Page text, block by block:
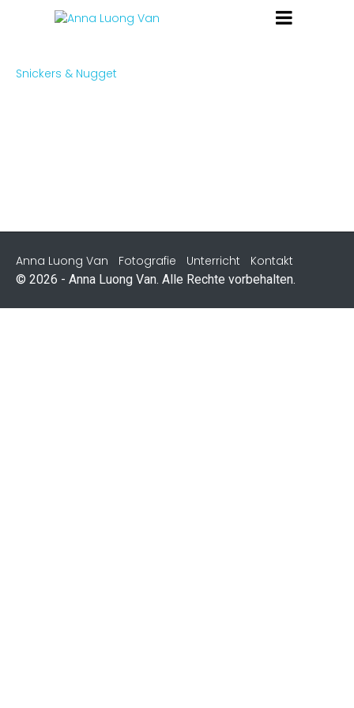
Snickers & Nugget
Anna Luong Van Fotografie Unterricht Kontakt
© 2026 - Anna Luong Van. Alle Rechte vorbehalten.